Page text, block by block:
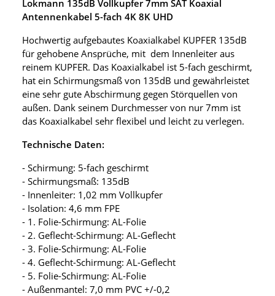
Lokmann 135dB Vollkupfer 7mm SAT Koaxial
Antennenkabel 5-fach 4K 8K UHD
Hochwertig aufgebautes Koaxialkabel KUPFER 135dB
für gehobene Ansprüche, mit dem Innenleiter aus
reinem KUPFER. Das Koaxialkabel ist 5-fach geschirmt,
hat ein Schirmungsmaß von 135dB und gewährleistet
eine sehr gute Abschirmung gegen Störquellen von
außen. Dank seinem Durchmesser von nur 7mm ist
das Koaxialkabel sehr flexibel und leicht zu verlegen.
Technische Daten:
- Schirmung: 5-fach geschirmt
- Schirmungsmaß: 135dB
- Innenleiter: 1,02 mm Vollkupfer
- Isolation: 4,6 mm FPE
- 1. Folie-Schirmung: AL-Folie
- 2. Geflecht-Schirmung: AL-Geflecht
- 3. Folie-Schirmung: AL-Folie
- 4. Geflecht-Schirmung: AL-Geflecht
- 5. Folie-Schirmung: AL-Folie
- Außenmantel: 7,0 mm PVC +/-0,2